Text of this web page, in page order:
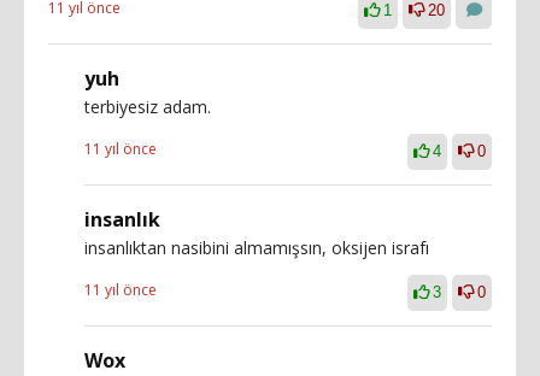
11 yıl önce 1 20
yuh
terbiyesiz adam.
11 yıl önce 4 0
insanlık
insanlıktan nasibini almamışsın, oksijen israfı
11 yıl önce 3 0
Wox